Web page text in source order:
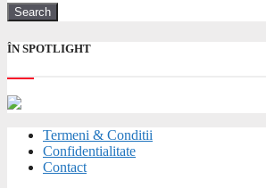
ÎN SPOTLIGHT
Termeni & Conditii
Confidentialitate
Contact